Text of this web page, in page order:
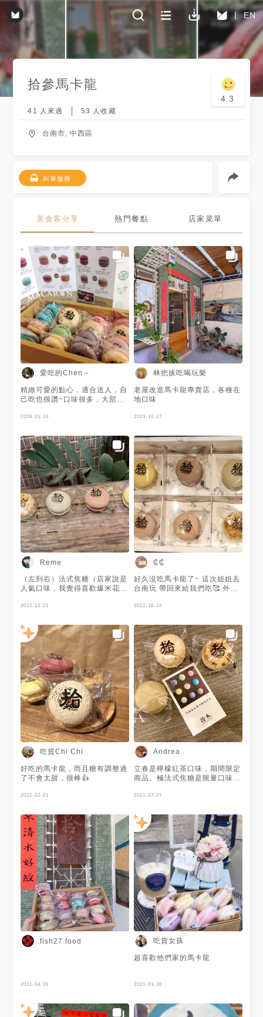
EN
拾參馬卡龍
4.3
41 人來過 53 人收藏
台南市, 中西區
叫車服務
美食客分享 熱門餐點 店家菜單
愛吃的Chen～
精緻可愛的點心，適合送人，自
己吃也很讚~口味很多，大部分
偏黏牙，整體而言不錯吃，不過
2026-01-16
林把拔吃喝玩樂
老屋改造馬卡龍專賣店，各種在
地口味
2023-10-27
Reme
（左到右）法式焦糖（店家說是
人氣口味，我覺得喜歡爆米花的
香）、玫瑰（花香）、萊姆檸檬
卡龍，和法式馬卡龍不同，外層
比較厚硬、厚實，內餡是類似鮮
奶油餡，法式的內餡偏甘納許，
外層比較輕酥，四種口味中，我
覺得較貴的玫瑰和檸檬較好吃，
層次比較豐富。這家的馬卡龍不
需馬上冰，比起法式馬卡龍，更
適合送禮，冷藏保存可放7天
2022-12-21
₵₵
好久沒吃馬卡龍了~ 這次姐姐去
台南玩 帶回來給我們吃🥰 外面
$45 不會很酸 反而馬卡龍的甜
苦苦甜甜的 味道也蠻濃的 - ◊抹
茶 $45 抹茶味蠻濃的 餅皮也很
好吃 - ⧫草莓 $45 我沒有吃到
但我妹很喜歡這個~ - ◊玫瑰 吃
不出來玫瑰味 我妹說還吃起來
有點像桑椹？！ - ⧫法式焦糖 甜
甜的 有顆粒感的焦糖 馬卡龍是
偏黏的 但卻不會黏牙 上面還有
層糯米紙 - 也可以線上訂購唷！
- 🕰️營業時間 Mon.~Fri.
12.~20. Sat.~Sun. 11.~21.
🏠店家資訊 台南市中西區正興
街63號 - - #台灣 #台南 #台灣
美食 #台南美食 #台灣甜點 #台
南甜點 #台灣馬卡龍 #台南馬卡
龍 #拾參 #馬卡龍 #拾參馬卡龍
#馬卡龍禮盒 #taiwan #tainan
ㄘ台南 2022/09/25
2022-10-14
吃貨Chi Chi
好吃的馬卡龍，而且糖有調整過
了不會太甜，很棒👍
2022-02-01
Andrea
立春是檸檬紅茶口味，期間限定
商品。極法式焦糖是限量口味。
限定、熱銷⋯就好像被下了符
2021-07-27
fish27.food
2021-04-26
吃貨女孩
超喜歡他們家的馬卡龍
2021-03-30